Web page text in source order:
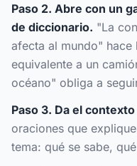
Paso 2. Abre con un
de diccionario. "La
afecta al mundo"
equivalente a un
océano" obliga a
Paso 3. Da el
oraciones que
tema: qué se sabe,